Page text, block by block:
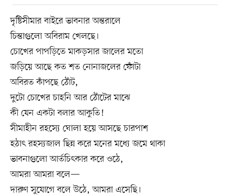
দৃষ্টিসীমার বাইরে ভাবনার অন্তরালে
চিন্তাগুলো অবিরাম খেলছে।
চোখের পাপড়িতে মাকড়সার জালের মতো
জড়িয়ে আছে কত শত নোনাজলের ফোঁটা
অবিরত কাঁপছে ঠোঁট,
দুটো চোখের চাহনি আর ঠোঁটের মাঝে
কী যেন একটা বলার আকুতি!
সীমাহীন রহস্যে ঘোলা হয়ে আসছে চারপাশ
হঠাৎ রহস্যজাল ছিন্ন করে মনের মধ্যে জমে থাকা
ভাবনাগুলো আর্তচিৎকার করে ওঠে,
আমরা আমরা বলে—
দারুণ সুযোগে বলে উঠে, আমরা এসেছি।